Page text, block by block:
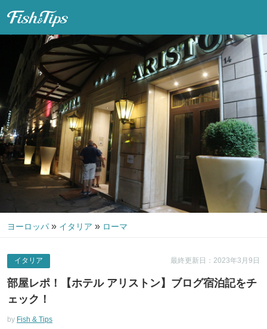
ヨーロッパ » イタリア » ローマ
最終更新日：2023年3月9日
イタリア
部屋レポ！【ホテル アリストン】ブログ宿泊記をチ
ェック！
by Fish & Tips